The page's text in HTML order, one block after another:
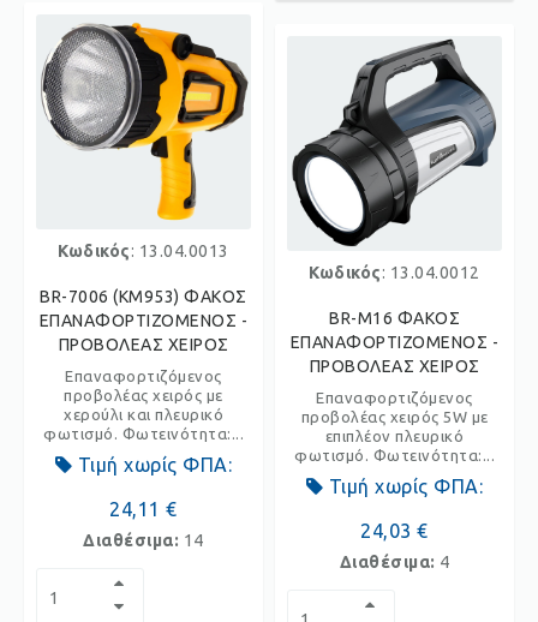
Κωδικός: 13.04.0013
BR-7006 (KM953) ΦΑΚΟΣ
ΕΠΑΝΑΦΟΡΤΙΖΟΜΕΝΟΣ -
ΠΡΟΒΟΛΕΑΣ ΧΕΙΡΟΣ
Επαναφορτιζόμενος
προβολέας χειρός με
χερούλι και πλευρικό
φωτισμό. Φωτεινότητα:...
Τιμή χωρίς ΦΠΑ:
24,11 €
Διαθέσιμα: 14
Κωδικός: 13.04.0012
BR-M16 ΦΑΚΟΣ
ΕΠΑΝΑΦΟΡΤΙΖΟΜΕΝΟΣ -
ΠΡΟΒΟΛΕΑΣ ΧΕΙΡΟΣ
Επαναφορτιζόμενος
προβολέας χειρός 5W με
επιπλέον πλευρικό
φωτισμό. Φωτεινότητα:...
Τιμή χωρίς ΦΠΑ:
24,03 €
Διαθέσιμα: 4